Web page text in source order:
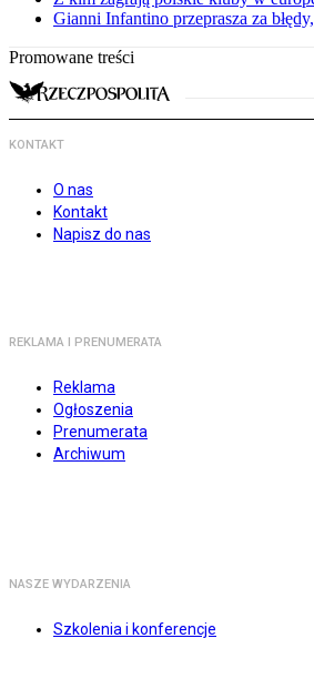
Gianni Infantino przeprasza za
Promowane treści
KONTAKT
O nas
Kontakt
Napisz do nas
REKLAMA I PRENUMERATA
Reklama
Ogłoszenia
Prenumerata
Archiwum
NASZE WYDARZENIA
Szkolenia i konferencje